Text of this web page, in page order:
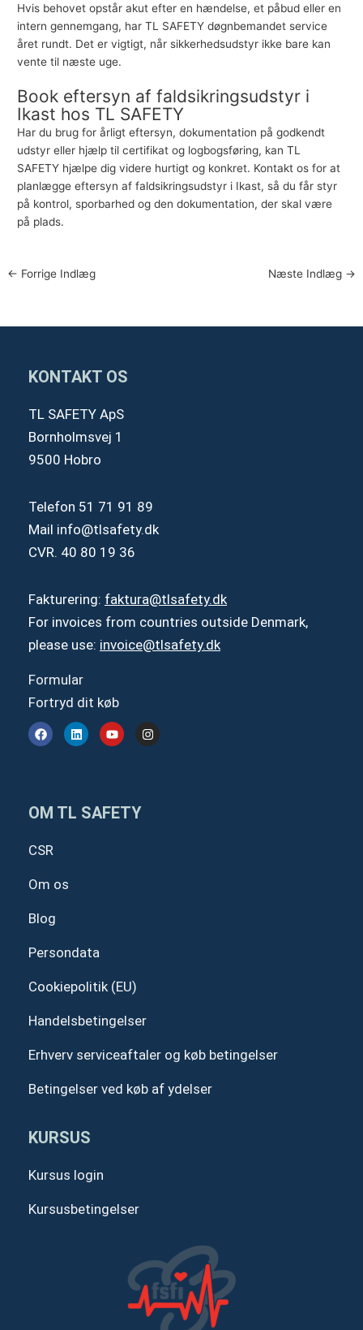
Hvis behovet opstår akut efter en hændelse, et påbud eller en
intern gennemgang, har TL SAFETY døgnbemandet service
året rundt. Det er vigtigt, når sikkerhedsudstyr ikke bare kan
vente til næste uge.
Book eftersyn af faldsikringsudstyr i
Ikast hos TL SAFETY
Har du brug for årligt eftersyn, dokumentation på godkendt
udstyr eller hjælp til certifikat og logbogsføring, kan TL
SAFETY hjælpe dig videre hurtigt og konkret. Kontakt os for at
planlægge eftersyn af faldsikringsudstyr i Ikast, så du får styr
på kontrol, sporbarhed og den dokumentation, der skal være
på plads.
← Forrige Indlæg Næste Indlæg →
KONTAKT OS
TL SAFETY ApS
Bornholmsvej 1
9500 Hobro
Telefon 51 71 91 89
Mail info@tlsafety.dk
CVR. 40 80 19 36
Fakturering: faktura@tlsafety.dk
For invoices from countries outside Denmark,
please use: invoice@tlsafety.dk
Formular
Fortryd dit køb
F
a
k
L
i
n
Y
o
I
n
OM TL SAFETY
CSR
Om os
Blog
Persondata
Cookiepolitik (EU)
Handelsbetingelser
Erhverv serviceaftaler og køb betingelser
Betingelser ved køb af ydelser
KURSUS
Kursus login
Kursusbetingelser